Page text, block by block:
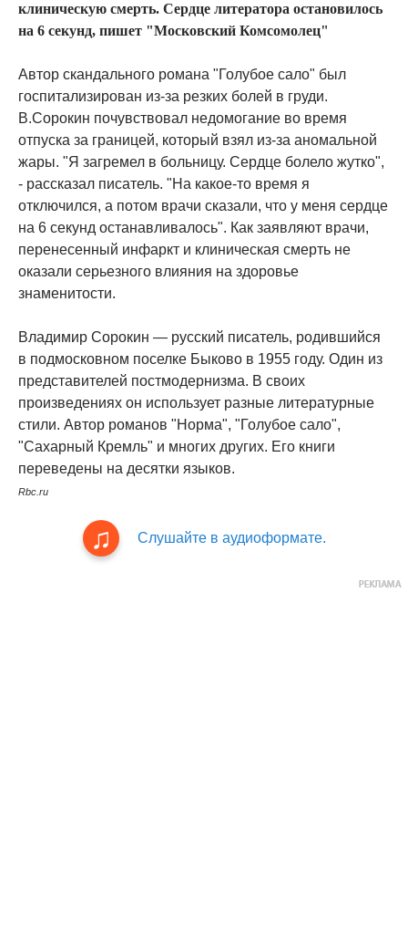
клиническую смерть. Сердце литератора остановилось
на 6 секунд, пишет "Московский Комсомолец"
Автор скандального романа "Голубое сало" был
госпитализирован из-за резких болей в груди.
В.Сорокин почувствовал недомогание во время
отпуска за границей, который взял из-за аномальной
жары. "Я загремел в больницу. Сердце болело жутко",
- рассказал писатель. "На какое-то время я
отключился, а потом врачи сказали, что у меня сердце
на 6 секунд останавливалось". Как заявляют врачи,
перенесенный инфаркт и клиническая смерть не
оказали серьезного влияния на здоровье
знаменитости.
Владимир Сорокин — русский писатель, родившийся
в подмосковном поселке Быково в 1955 году. Один из
представителей постмодернизма. В своих
произведениях он использует разные литературные
стили. Автор романов "Норма", "Голубое сало",
"Сахарный Кремль" и многих других. Его книги
переведены на десятки языков.
Rbc.ru
Слушайте в аудиоформате.